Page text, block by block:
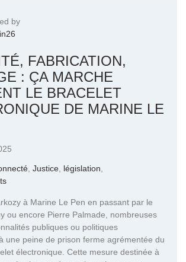
by
FABRICATION,
: ÇA MARCHE
LE BRACELET
DE MARINE LE
Justice législation
à Marine Le Pen en passant par le
ou encore Pierre Palmade, nombreuses
publiques ou politiques
une peine de prison ferme agrémentée du
électronique. Cette mesure destinée à